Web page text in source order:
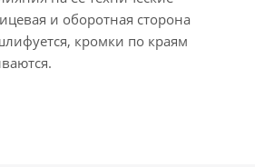
и оборотная сторона
кромки по краям